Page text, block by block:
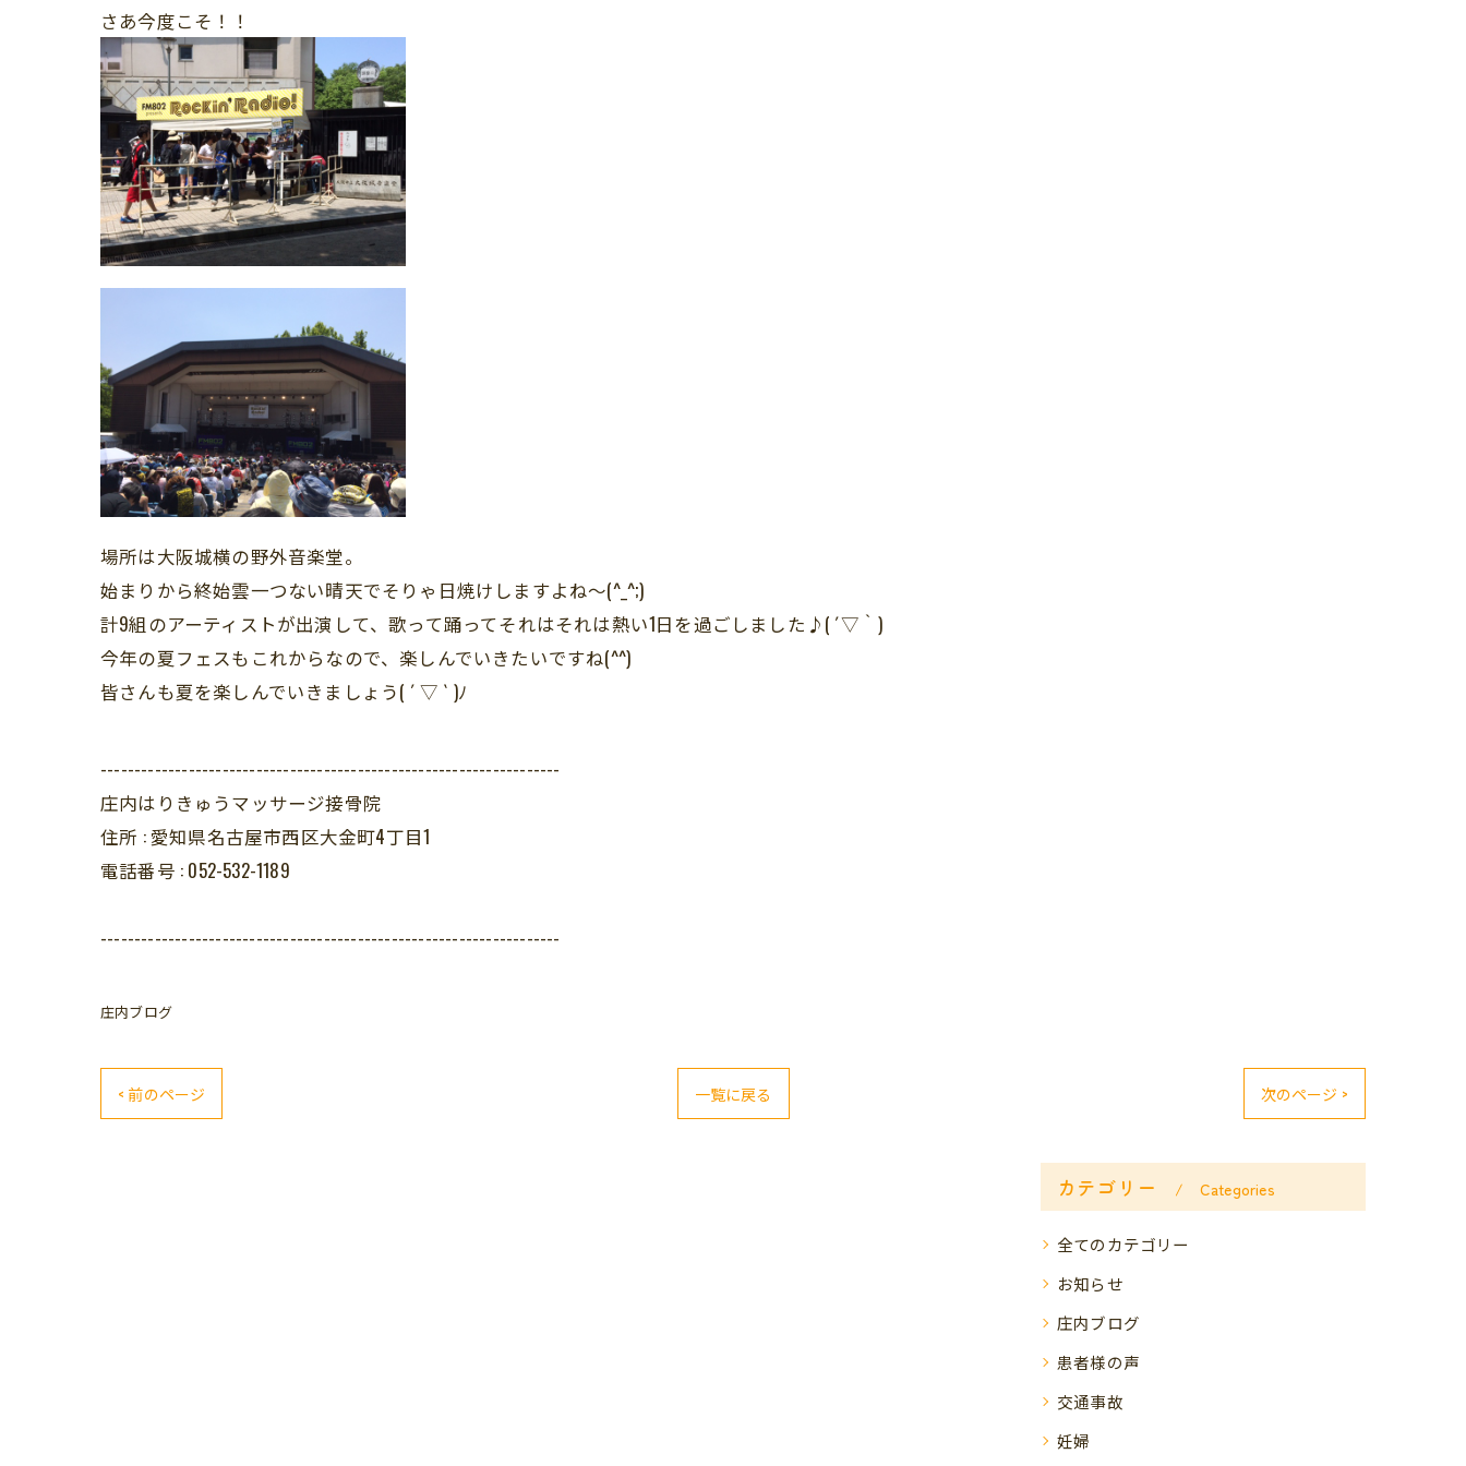
さあ今度こそ！！
場所は大阪城横の野外音楽堂。
始まりから終始雲一つない晴天でそりゃ日焼けしますよね～(^_^;)
計9組のアーティストが出演して、歌って踊ってそれはそれは熱い1日を過ごしました♪( ´▽｀)
今年の夏フェスもこれからなので、楽しんでいきたいですね(^^)
皆さんも夏を楽しんでいきましょう( ´ ▽ ` )ﾉ
--------------------------------------------------------------------
庄内はりきゅうマッサージ接骨院
住所 : 愛知県名古屋市西区大金町4丁目1
電話番号 : 052-532-1189
--------------------------------------------------------------------
庄内ブログ
< 前のページ 一覧に戻る 次のページ >
カテゴリー Categories
全てのカテゴリー
お知らせ
庄内ブログ
患者様の声
交通事故
妊婦